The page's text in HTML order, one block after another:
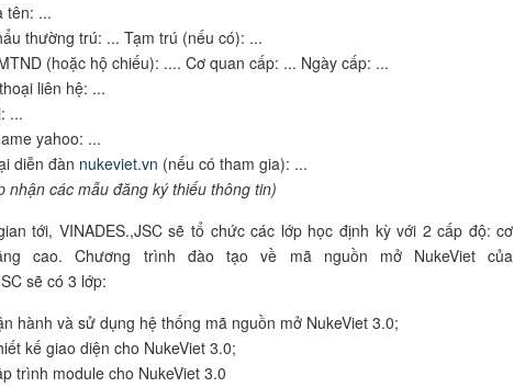
tên: ...
thường trú: ... Tạm trú (nếu có): ...
(hoặc hộ chiếu): .... Cơ quan cấp: ... Ngày cấp: ...
liên hệ: ...
...
yahoo: ...
diễn đàn nukeviet.vn (nếu có tham gia): ...
nhận các mẫu đăng ký thiếu thông tin)
tới, VINADES.,JSC sẽ tổ chức các lớp học định kỳ với 2 cấp độ: cơ
cao. Chương trình đào tạo về mã nguồn mở NukeViet của
sẽ có 3 lớp:
hành và sử dụng hệ thống mã nguồn mở NukeViet 3.0;
kế giao diện cho NukeViet 3.0;
trình module cho NukeViet 3.0